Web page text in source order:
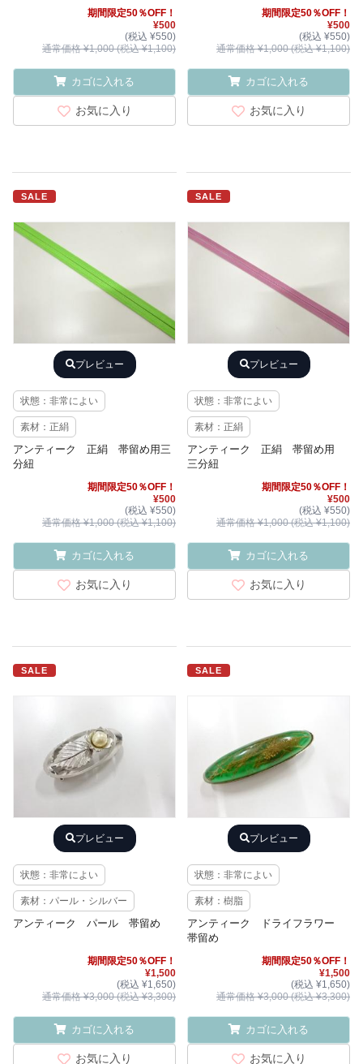
期間限定50％OFF！
¥500
(税込 ¥550)
通常価格 ¥1,000 (税込 ¥1,100)
カゴに入れる
お気に入り
期間限定50％OFF！
¥500
(税込 ¥550)
通常価格 ¥1,000 (税込 ¥1,100)
カゴに入れる
お気に入り
SALE
プレビュー
状態：非常によい
素材：正絹
アンティーク 正絹 帯留め用三
分紐
期間限定50％OFF！
¥500
(税込 ¥550)
通常価格 ¥1,000 (税込 ¥1,100)
カゴに入れる
お気に入り
SALE
プレビュー
状態：非常によい
素材：正絹
アンティーク 正絹 帯留め用
三分紐
期間限定50％OFF！
¥500
(税込 ¥550)
通常価格 ¥1,000 (税込 ¥1,100)
カゴに入れる
お気に入り
SALE
プレビュー
状態：非常によい
素材：パール・シルバー
アンティーク パール 帯留め
期間限定50％OFF！
¥1,500
(税込 ¥1,650)
通常価格 ¥3,000 (税込 ¥3,300)
カゴに入れる
お気に入り
SALE
プレビュー
状態：非常によい
素材：樹脂
アンティーク ドライフラワー
帯留め
期間限定50％OFF！
¥1,500
(税込 ¥1,650)
通常価格 ¥3,000 (税込 ¥3,300)
カゴに入れる
お気に入り